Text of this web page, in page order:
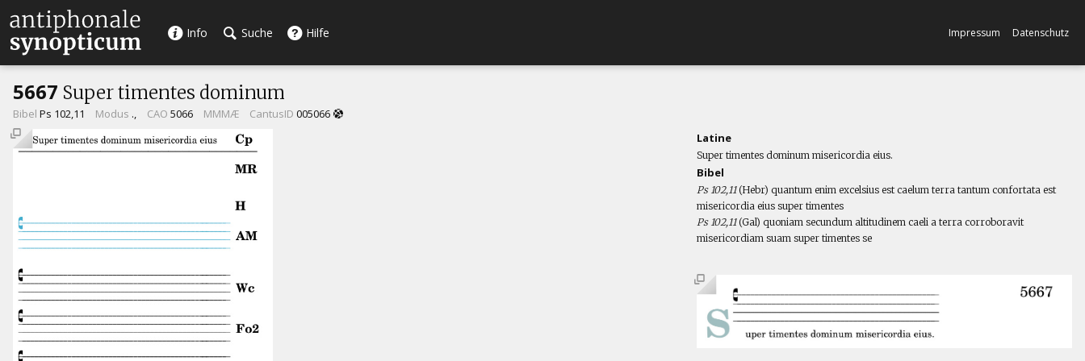
Info Suche Hilfe Impressum Datenschutz
5667 Super timentes dominum
Bibel Ps 102,11 Modus ., CAO 5066 MMMÆ CantusID 005066
Latine
Super timentes dominum misericordia eius.
Bibel
Ps 102,11(Hebr) quantum enim excelsius est caelum terra tantum confortata est
misericordia eius super timentes
Ps 102,11(Gal) quoniam secundum altitudinem caeli a terra corroboravit
misericordiam suam super timentes se